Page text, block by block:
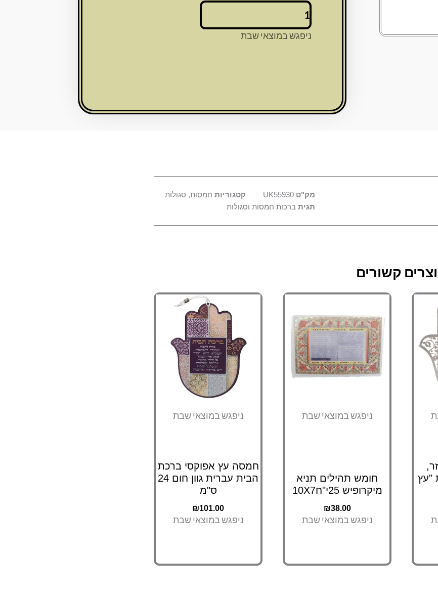
כמות
של
סגולה
מוזהבת
ניפגש במוצאי שבת
מק"ט UK55930 קטגוריות חמסות, סגולות
תגית ברכות חמסות וסגולות
קשורים
"עץ
ניפגש במוצאי שבת
חומש תהילים תניא
מיקרופיש 25י"ח10X7
₪38.00
ניפגש במוצאי שבת
ניפגש במוצאי שבת
חמסה עץ אפוקסי ברכת
הבית עברית גוון חום 24
ס"מ
₪101.00
ניפגש במוצאי שבת